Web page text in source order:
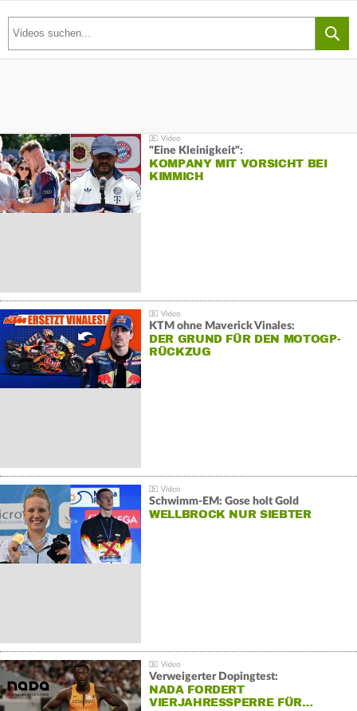
"Eine Kleinigkeit":
KOMPANY MIT VORSICHT BEI
KIMMICH
KTM ohne Maverick Vinales:
DER GRUND FÜR DEN MOTOGP-
RÜCKZUG
Schwimm-EM: Gose holt Gold
WELLBROCK NUR SIEBTER
Verweigerter Dopingtest:
NADA FORDERT
VIERJAHRESSPERRE FÜR…